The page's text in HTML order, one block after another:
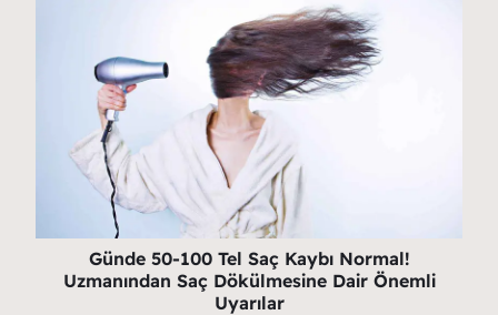
Günde 50-100 Tel Saç Kaybı Normal!
Uzmanından Saç Dökülmesine Dair Önemli
Uyarılar